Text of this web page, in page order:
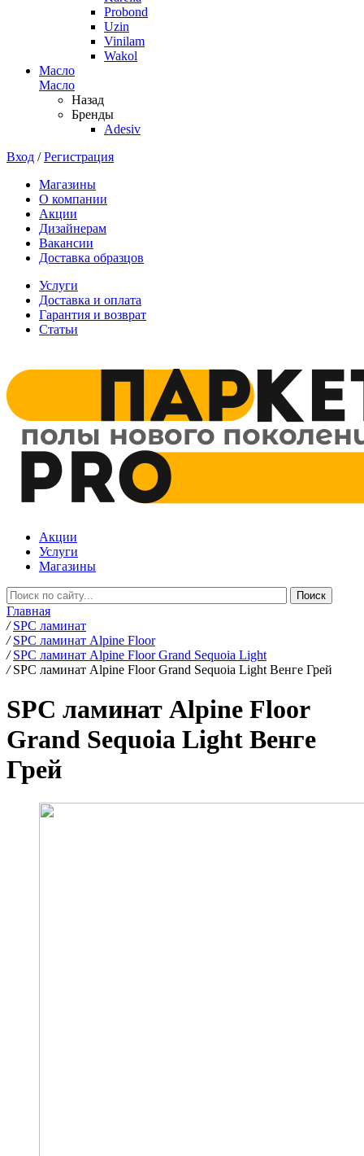
Probond
Uzin
Vinilam
Wakol
Масло
Масло
Назад
Бренды
Adesiv
Вход /Регистрация
Магазины
О компании
Акции
Дизайнерам
Вакансии
Доставка образцов
Услуги
Доставка и оплата
Гарантия и возврат
Статьи
Акции
Услуги
Магазины
Главная
/ SPC ламинат
/ SPC ламинат Alpine Floor
/ SPC ламинат Alpine Floor Grand Sequoia Light
/ SPC ламинат Alpine Floor Grand Sequoia Light Венге Грей
SPC ламинат Alpine Floor
Grand Sequoia Light Венге
Грей